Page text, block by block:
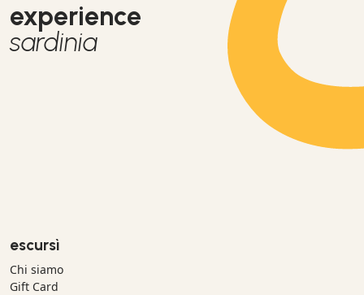
experience
sardinia
escursì
Chi siamo
Gift Card